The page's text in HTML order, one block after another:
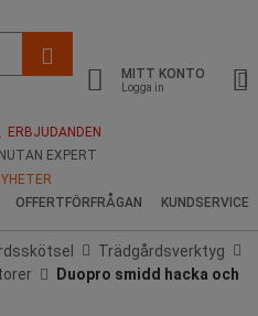
MITT KONTO
Logga in
ERBJUDANDEN
EXPERT
OFFERTFÖRFRÅGAN
KUNDSERVICE
Trädgårdsverktyg
Duopro smidd hacka och